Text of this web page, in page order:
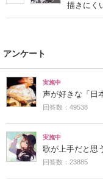
描きにく
アンケート
実施中
声が好きな「日
回答数：49538
実施中
歌が上手だと思
回答数：23885